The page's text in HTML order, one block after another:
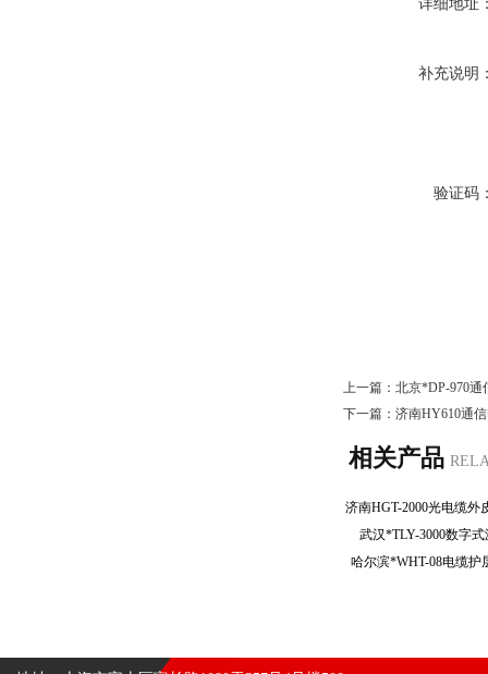
详细地址
补充说明
验证码
上一篇： 北京*DP-970通
下一篇： 济南HY610通
相关产品
武汉*TLY-3000数字
哈尔滨*WHT-08电缆